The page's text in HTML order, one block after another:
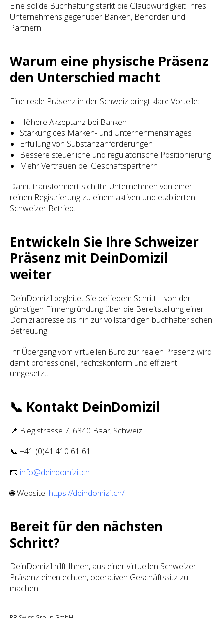
Eine solide Buchhaltung stärkt die Glaubwürdigkeit Ihres
Unternehmens gegenüber Banken, Behörden und
Partnern.
Warum eine physische Präsenz
den Unterschied macht
Eine reale Präsenz in der Schweiz bringt klare Vorteile:
Höhere Akzeptanz bei Banken
Stärkung des Marken- und Unternehmensimages
Erfüllung von Substanzanforderungen
Bessere steuerliche und regulatorische Positionierung
Mehr Vertrauen bei Geschäftspartnern
Damit transformiert sich Ihr Unternehmen von einer
reinen Registrierung zu einem aktiven und etablierten
Schweizer Betrieb.
Entwickeln Sie Ihre Schweizer
Präsenz mit DeinDomizil
weiter
DeinDomizil begleitet Sie bei jedem Schritt – von der
günstigen Firmengründung über die Bereitstellung einer
Domiziladresse bis hin zur vollständigen buchhalterischen
Betreuung.
Ihr Übergang vom virtuellen Büro zur realen Präsenz wird
damit professionell, rechtskonform und effizient
umgesetzt.
📞 Kontakt DeinDomizil
📍 Blegistrasse 7, 6340 Baar, Schweiz
📞 +41 (0)41 410 61 61
📧 info@deindomizil.ch
🌐 Website: https://deindomizil.ch/
Bereit für den nächsten
Schritt?
DeinDomizil hilft Ihnen, aus einer virtuellen Schweizer
Präsenz einen echten, operativen Geschäftssitz zu
machen.